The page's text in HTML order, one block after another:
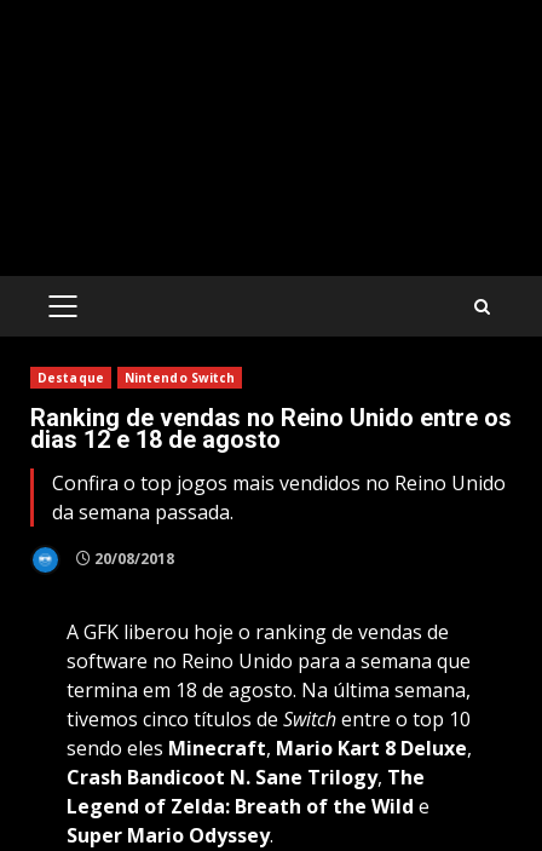
PRIMARY
Destaque Nintendo Switch
Ranking de vendas no Reino Unido entre os
dias 12 e 18 de agosto
Confira o top jogos mais vendidos no Reino Unido
da semana passada.
20/08/2018
A GFK liberou hoje o ranking de vendas de
software no Reino Unido para a semana que
termina em 18 de agosto. Na última semana,
tivemos cinco títulos de Switchentre o top 10
sendo eles Minecraft, Mario Kart 8 Deluxe,
Crash Bandicoot N. Sane Trilogy, The
Legend of Zelda: Breath of the Wild e
Super Mario Odyssey.